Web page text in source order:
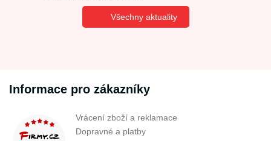
Všechny aktuality
Informace pro zákazníky
Vrácení zboží a reklamace
Dopravné a platby